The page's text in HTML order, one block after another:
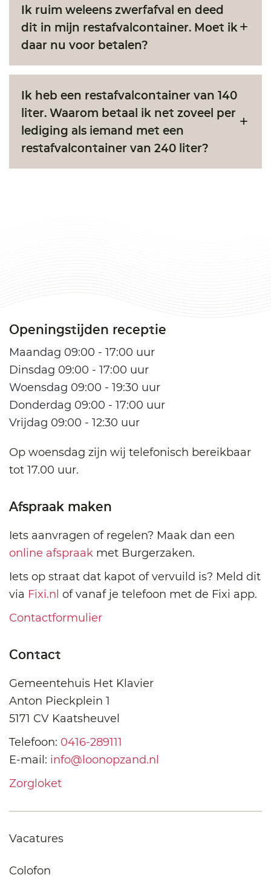
Ik ruim weleens zwerfafval en deed
dit in mijn restafvalcontainer. Moet ik
daar nu voor betalen?
Ik heb een restafvalcontainer van 140
liter. Waarom betaal ik net zoveel per
lediging als iemand met een
restafvalcontainer van 240 liter?
Openingstijden receptie
Maandag 09:00 - 17:00 uur
Dinsdag 09:00 - 17:00 uur
Woensdag 09:00 - 19:30 uur
Donderdag 09:00 - 17:00 uur
Vrijdag 09:00 - 12:30 uur
Op woensdag zijn wij telefonisch bereikbaar
tot 17.00 uur.
Afspraak maken
Iets aanvragen of regelen? Maak dan een
online afspraak met Burgerzaken.
Iets op straat dat kapot of vervuild is? Meld dit
via Fixi.nl of vanaf je telefoon met de Fixi app.
Contactformulier
Contact
Gemeentehuis Het Klavier
Anton Pieckplein 1
5171 CV Kaatsheuvel
Telefoon: 0416-289111
E-mail: info@loonopzand.nl
Zorgloket
Vacatures
Colofon